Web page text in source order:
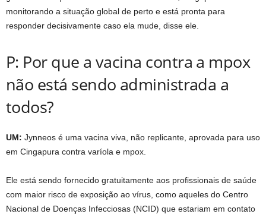
monitorando a situação global de perto e está pronta para
responder decisivamente caso ela mude, disse ele.
P: Por que a vacina contra a mpox
não está sendo administrada a
todos?
UM: Jynneos é uma vacina viva, não replicante, aprovada para uso
em Cingapura contra varíola e mpox.
Ele está sendo fornecido gratuitamente aos profissionais de saúde
com maior risco de exposição ao vírus, como aqueles do Centro
Nacional de Doenças Infecciosas (NCID) que estariam em contato